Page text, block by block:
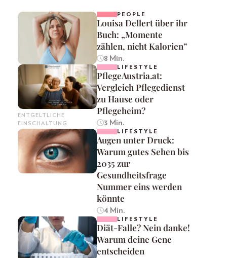
PEOPLE
Louisa Dellert über ihr
Buch: „Momente
zählen, nicht Kalorien”
8 Min.
ENTGELTLICHE
EINSCHALTUNG
LIFESTYLE
PflegeAustria.at:
Vergleich Pflegedienst
zu Hause oder
Pflegeheim?
3 Min.
LIFESTYLE
Augen unter Druck:
Warum gutes Sehen bis
2035 zur
Gesundheitsfrage
Nummer eins werden
könnte
4 Min.
LIFESTYLE
Diät-Falle? Nein danke!
Warum deine Gene
entscheiden